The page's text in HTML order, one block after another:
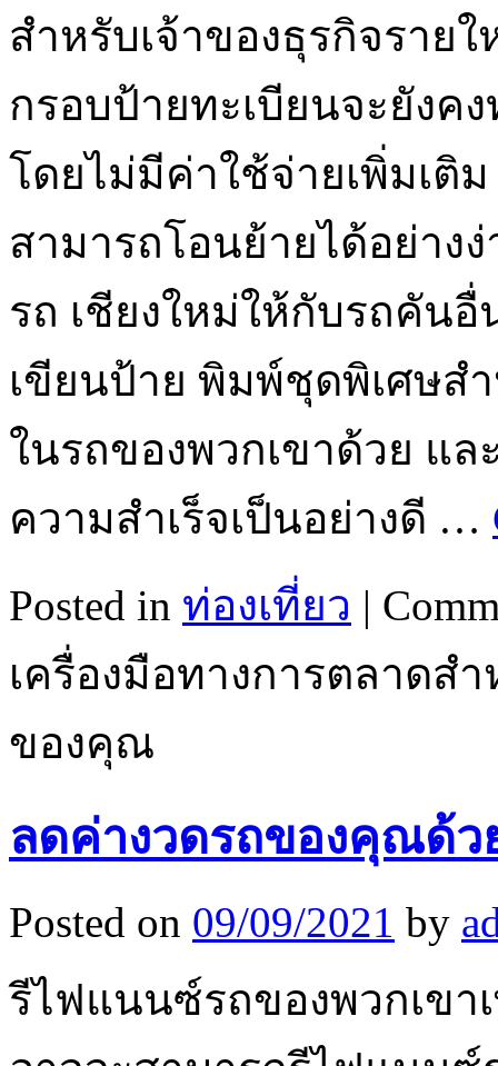
สำหรับเจ้าของธุรกิจราย
กรอบป้ายทะเบียนจะยังค
โดยไม่มีค่าใช้จ่ายเพิ่มเติ
สามารถโอนย้ายได้อย่าง
รถ เชียงใหม่ให้กับรถคัน
เขียนป้าย พิมพ์ชุดพิเศษส
ในรถของพวกเขาด้วย แ
ความสำเร็จเป็นอย่างดี …
Posted in ท่องเที่ยว |
เครื่องมือทางการตลาดส
ของคุณ
ลดค่างวดรถของคุณด้
Posted on 09/09/2021 by
รีไฟแนนซ์รถของพวกเขา